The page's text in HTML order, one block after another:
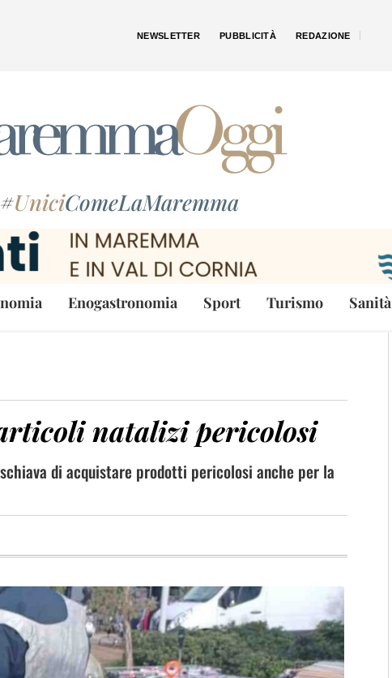
NEWSLETTER PUBBLICITÀ REDAZIONE
#UniciComeLaMaremma
Enogastronomia Sport Turismo Sanità
natalizi pericolosi
di acquistare prodotti pericolosi anche per la